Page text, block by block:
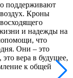
поддерживают
воздух. Кроны
и надежды на
что
Они – это
вера в будущее,
к общей